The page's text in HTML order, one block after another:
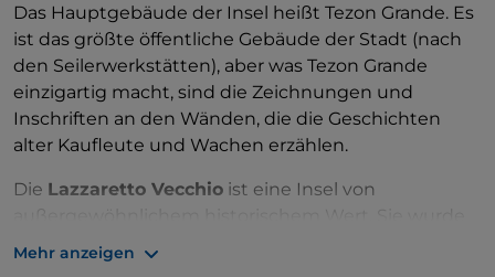
Das Hauptgebäude der Insel heißt Tezon Grande. Es
ist das größte öffentliche Gebäude der Stadt (nach
den Seilerwerkstätten), aber was Tezon Grande
einzigartig macht, sind die Zeichnungen und
Inschriften an den Wänden, die die Geschichten
alter Kaufleute und Wachen erzählen.
Die Lazzaretto Vecchio ist eine Insel von
1423 auf Wunsch des Senats der Serenissima
Mehr anzeigen